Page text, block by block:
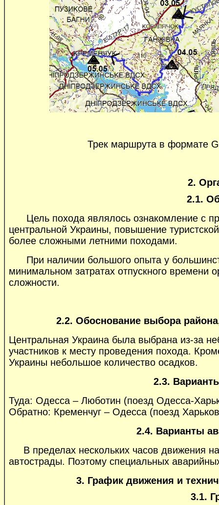
Трек маршрута в формате
2.
2.1.
Цель похода являлось ознакомление с
центральной Украины, повышение
более сложными летними походами.
При наличии большого опыта у
минимальном затратах отпускного времени
сложности.
2.2. Обоснование выбора
Центральная Украина была выбрана из-за
участников к месту проведения похода.
Украины небольшое количество осадков.
2.3.
Туда: Одесса – Люботин (поезд Одесса-
Обратно: Кременчуг – Одесса (поезд
2.4. Варианты
В пределах нескольких часов движения
автострады. Поэтому специальных
3. График движения и
3.1.